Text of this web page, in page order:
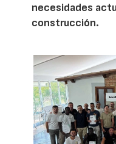
necesidades
construcción.